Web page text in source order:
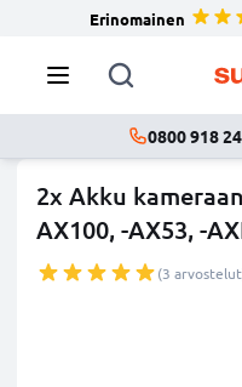
Erinomainen
0800 918
2x Akku
AX100, -AX53, -
(3